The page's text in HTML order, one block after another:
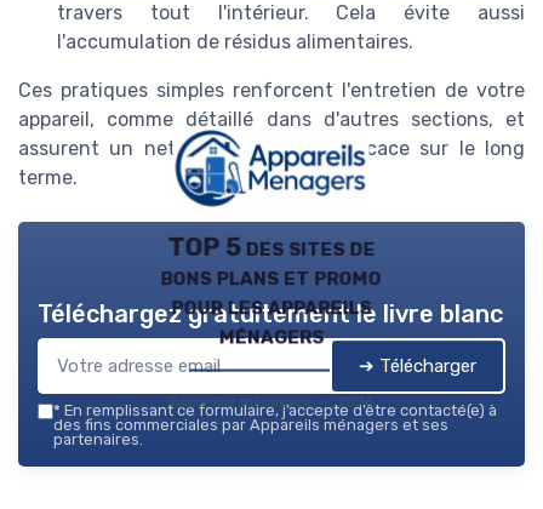
travers tout l'intérieur. Cela évite aussi
l'accumulation de résidus alimentaires.
Ces pratiques simples renforcent l'entretien de votre
appareil, comme détaillé dans d'autres sections, et
assurent un nettoyage vaisselle efficace sur le long
terme.
TOP 5 des sites de
bons plans et promo
pour les appareils
ménagers
Appareils ménagers — 2026
Téléchargez gratuitement le livre blanc
➔ Télécharger
* En remplissant ce formulaire, j’accepte d’être contacté(e) à
des fins commerciales par Appareils ménagers et ses
partenaires.